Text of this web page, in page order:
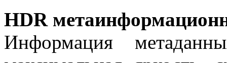
HDR
Информация